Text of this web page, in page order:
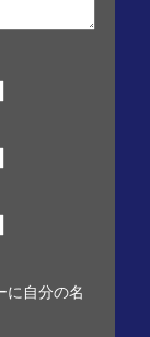
に自分の名